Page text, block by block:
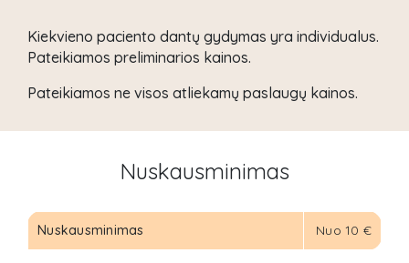
Kiekvieno paciento dantų gydymas yra individualus.
Pateikiamos preliminarios kainos.
Pateikiamos ne visos atliekamų paslaugų kainos.
Nuskausminimas
Nuskausminimas Nuo 10 €